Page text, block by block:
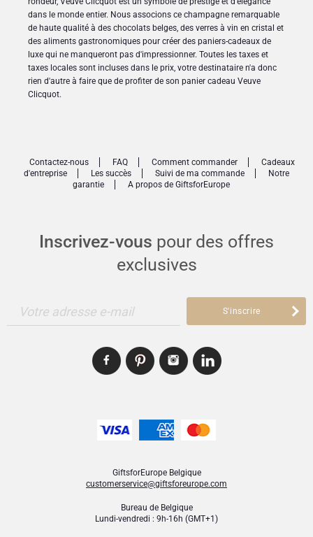
dans le monde entier. Nous associons ce champagne remarquable
de haute qualité à des chocolats belges, des verres à vin en cristal et
des aliments gastronomiques pour créer des paniers-cadeaux de
luxe qui ne manqueront pas d'impressionner. Toutes les taxes et
taxes locales sont incluses dans le prix, votre destinataire n'a donc
rien d'autre à faire que de profiter de son panier cadeau Veuve
Clicquot.
Inscrivez-vous pour des offres
exclusives
Votre adresse e-mail S'inscrire
Contactez-nous FAQ Comment commander
Cadeaux
d'entreprise
Les succès Suivi de ma commande
Notre
garantie
A propos de GiftsforEurope
GiftsforEurope Belgique
customerservice@giftsforeurope.com
Bureau de Belgique
Lundi-vendredi : 9h-16h (GMT+1)